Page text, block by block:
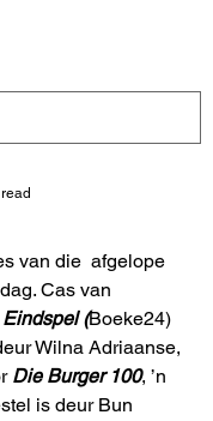
van die  afgelope
Cas van
Eindspel (Boeke24)
Wilna Adriaanse,
Die Burger 100, ’n
is deur Bun